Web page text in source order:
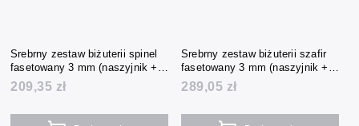
Srebrny zestaw biżuterii spinel
fasetowany 3 mm (naszyjnik +
bransoletka + kolczyki)
209,35 zł
Srebrny zestaw biżuterii szafir
fasetowany 3 mm (naszyjnik +
bransoletka + kolczyki)
289,05 zł